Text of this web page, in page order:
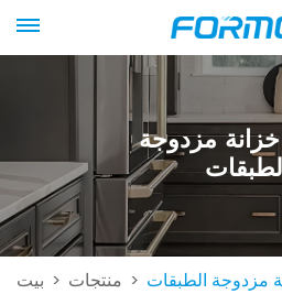
مزدوجة
بيت > منتجات > مزدوجة الطبقات